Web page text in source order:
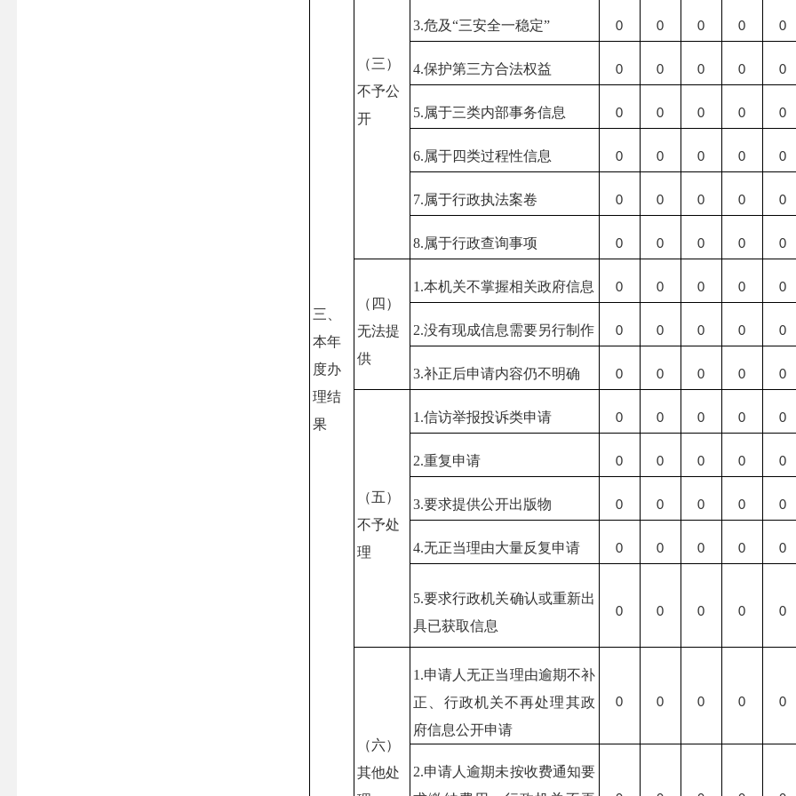
三、
本年
度办
理结
果
（三）
不予公
开
3.危及“三安全一稳定” 0 0 0 0 0
4.保护第三方合法权益 0 0 0 0 0
5.属于三类内部事务信息 0 0 0 0 0
6.属于四类过程性信息 0 0 0 0 0
7.属于行政执法案卷 0 0 0 0 0
8.属于行政查询事项 0 0 0 0 0
（四）
无法提
供
1.本机关不掌握相关政府信息 0 0 0 0 0
2.没有现成信息需要另行制作 0 0 0 0 0
3.补正后申请内容仍不明确 0 0 0 0 0
（五）
不予处
理
1.信访举报投诉类申请 0 0 0 0 0
2.重复申请 0 0 0 0 0
3.要求提供公开出版物 0 0 0 0 0
4.无正当理由大量反复申请 0 0 0 0 0
5.要求行政机关确认或重新出
具已获取信息
0 0 0 0 0
（六）
其他处
1.申请人无正当理由逾期不补
正、行政机关不再处理其政
府信息公开申请
0 0 0 0 0
2.申请人逾期未按收费通知要